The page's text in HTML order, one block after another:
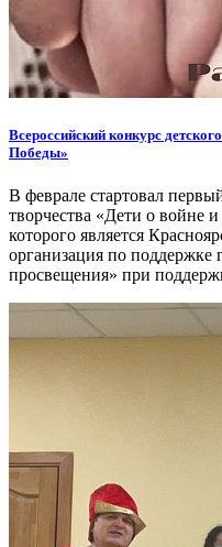
Всероссийский конкурс
Победы»
В феврале стартовал
творчества «Дети о войне
которого является
организация по
просвещения» при